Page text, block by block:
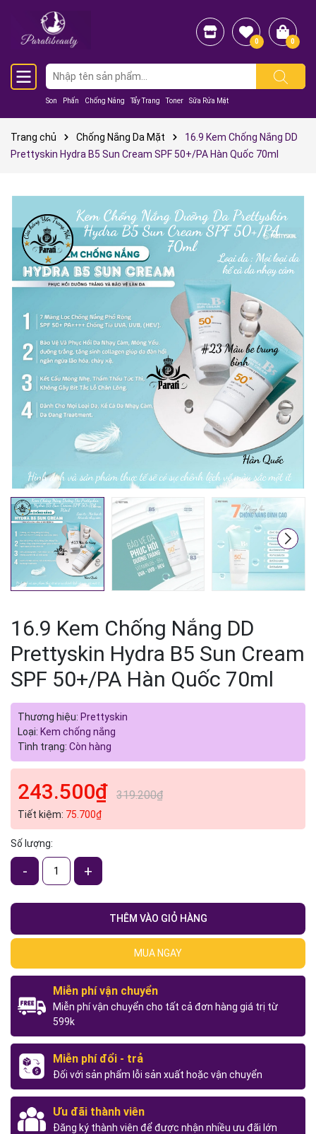
Son Phấn Chống Nắng Tẩy Trang Toner Sữa Rửa Mặt
0 0
Trang chủ Chống Nắng Da Mặt
16.9 Kem Chống Nắng DD
Prettyskin Hydra B5 Sun Cream SPF 50+/PA Hàn Quốc 70ml
16.9 Kem Chống Nắng DD
Prettyskin Hydra B5 Sun Cream
SPF 50+/PA Hàn Quốc 70ml
Thương hiệu: Prettyskin
Loại: Kem chống nắng
Tình trạng: Còn hàng
243.500₫ 319.200₫
Tiết kiệm: 75.700₫
Số lượng:
- +
THÊM VÀO GIỎ HÀNG
MUA NGAY
Miễn phí vận chuyển
Miễn phí vận chuyển cho tất cả đơn hàng giá trị từ
599k
Miễn phí đổi - trả
Đối với sản phẩm lỗi sản xuất hoặc vận chuyển
Ưu đãi thành viên
Đăng ký thành viên để được nhận nhiều ưu đãi lớn
Mã giảm giá:
Điều kiện: